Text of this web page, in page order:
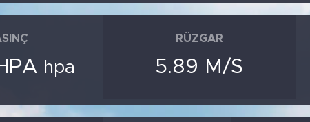
hpa
RÜZGAR
5.89 M/S